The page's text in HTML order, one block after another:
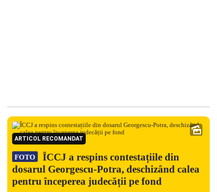
ARTICOL RECOMANDAT
FOTO
ÎCCJ a respins contestațiile din
dosarul Georgescu-Potra, deschizând calea
pentru începerea judecății pe fond